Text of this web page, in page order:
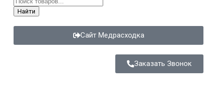
Найти
Сайт Медрасходка
Заказать Звонок